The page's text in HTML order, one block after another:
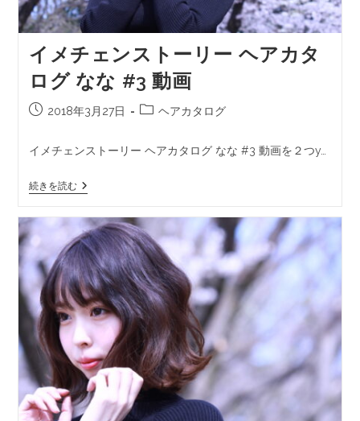
イメチェンストーリー ヘアカタ
ログ なな #3 動画
2018年3月27日 ヘアカタログ
イメチェンストーリー ヘアカタログ なな #3 動画を２つy…
続きを読む